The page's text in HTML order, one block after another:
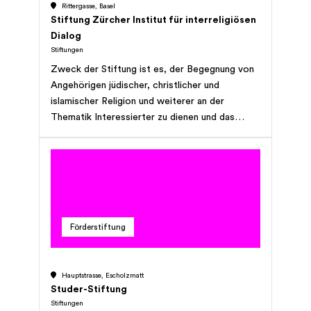
Rittergasse, Basel
Stiftung Zürcher Institut für interreligiösen
Dialog
Stiftungen
Zweck der Stiftung ist es, der Begegnung von
Angehörigen jüdischer, christlicher und
islamischer Religion und weiterer an der
Thematik Interessierter zu dienen und das
fördern. Mittels pädagogischer, kultureller und
Förderstiftung
Hauptstrasse, Escholzmatt
Studer-Stiftung
Stiftungen